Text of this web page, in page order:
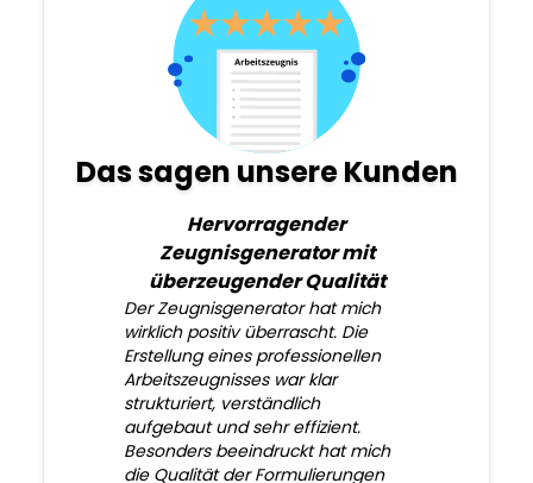
Das sagen unsere Kunden
Hervorragender
Zeugnisgenerator mit
überzeugender Qualität
Der Zeugnisgenerator hat mich
wirklich positiv überrascht. Die
Erstellung eines professionellen
Arbeitszeugnisses war klar
strukturiert, verständlich
aufgebaut und sehr effizient.
Besonders beeindruckt hat mich
die Qualität der Formulierungen